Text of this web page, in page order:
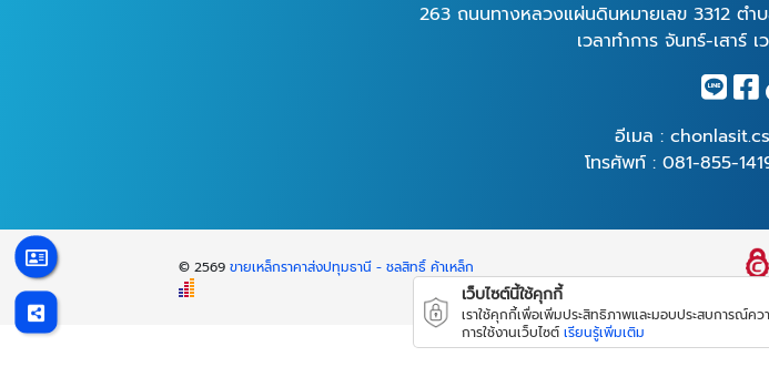
263 ถนนทางหลวงแผ่นดินหมายเลข 3312 ตำ
เวลาทำการ จันทร์-เสาร์
อีเมล :
โทรศัพท์ : 081-855-
© 2569ขายเหล็กราคาส่งปทุมธานี - ชลสิทธิ์ ค้าเหล็ก
เว็บไซต์นี้ใช้คุกกี้
เราใช้คุกกี้เพื่อเพิ่มประสิทธิภาพและมอบประสบการณ์ค
การใช้งานเว็บไซต์ เรียนรู้เพิ่มเติม